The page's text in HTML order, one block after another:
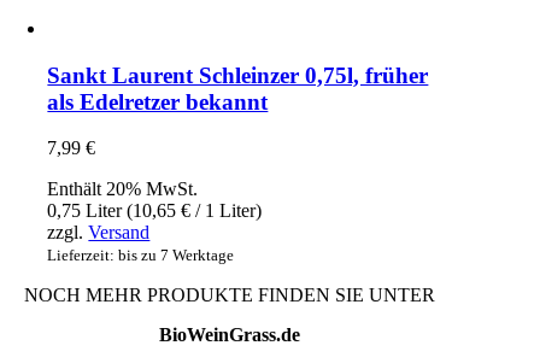
Sankt Laurent Schleinzer 0,75l, früher
als Edelretzer bekannt
7,99€
Enthält 20% MwSt.
0,75 Liter (10,65€ / 1 Liter)
zzgl.Versand
Lieferzeit: bis zu 7 Werktage
NOCH MEHR PRODUKTE FINDEN SIE UNTER
BioWeinGrass.de